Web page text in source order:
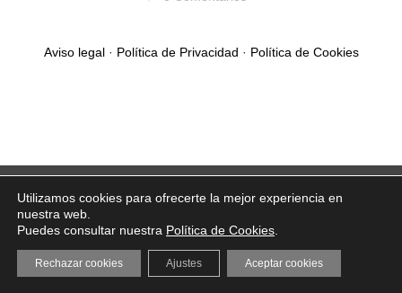
Aviso legal· Política de Privacidad · Política de Cookies
Utilizamos cookies para ofrecerte la mejor experiencia en
nuestra web.
Puedes consultar nuestra Política de Cookies
Aceptar cookies
Rechazar cookies Ajustes